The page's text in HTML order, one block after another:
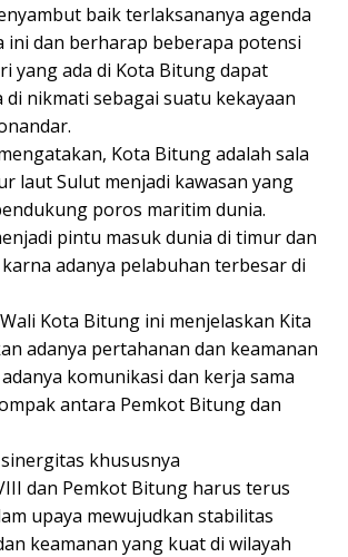
baik terlaksananya agenda
ini dan berharap beberapa potensi
yang ada di Kota Bitung dapat
nikmati sebagai suatu kekayaan
Kota Bitung adalah sala
laut Sulut menjadi kawasan yang
poros maritim dunia.
pintu masuk dunia di timur dan
adanya pelabuhan terbesar di
Kota Bitung ini menjelaskan Kita
adanya pertahanan dan keamanan
komunikasi dan kerja sama
antara Pemkot Bitung dan
khususnya
dan Pemkot Bitung harus terus
upaya mewujudkan stabilitas
keamanan yang kuat di wilayah